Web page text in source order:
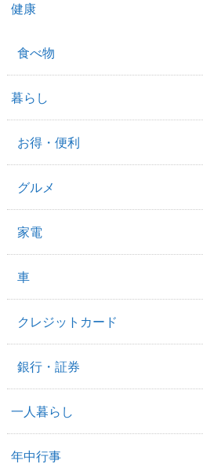
健康
食べ物
暮らし
お得・便利
グルメ
家電
車
クレジットカード
銀行・証券
一人暮らし
年中行事